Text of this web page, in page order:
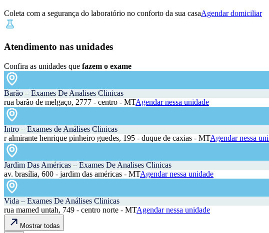
Coleta com a segurança do laboratório no conforto da sua casaAgendar domiciliar
Atendimento nas unidades
Confira as unidades que fazem o exame
Barão – Exames De Analises Clinicas
rua barão de melgaço, 2777 - centro - MTAgendar nessa unidade
Intro – Exames de Análises Clinicas
r almirante henrique pinheiro guedes, 195 - duque de caxias - MTAgendar nessa
Jardim Das Américas – Exames De Analises Clinicas
av. brasília, 600 - jardim das américas - MTAgendar nessa unidade
Vida – Exames De Análises Clinicas
rua mamed untah, 749 - centro norte - MTAgendar nessa unidade
Mostrar todas